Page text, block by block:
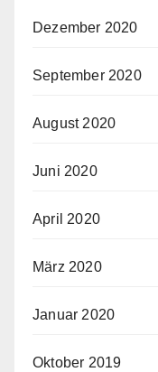
Dezember 2020
September 2020
August 2020
Juni 2020
April 2020
März 2020
Januar 2020
Oktober 2019